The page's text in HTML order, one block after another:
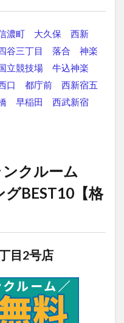
濃町 大久保
西新
谷三丁目 落合
神楽
立競技場
牛込神楽
口 都庁前
西新宿五
早稲田
西武新宿
ンクルーム
BEST10【格
目2号店